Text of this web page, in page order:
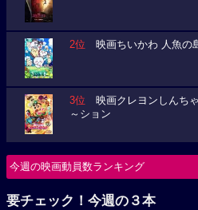
2位 映画ちいかわ 人魚の
3位 映画クレヨンしんち
～ション
今週の映画動員数ランキング
要チェック！今週の３本